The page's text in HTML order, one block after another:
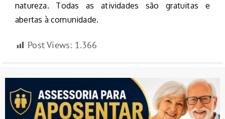
natureza. Todas as atividades são gratuitas e
abertas à comunidade.
Post Views: 1.366